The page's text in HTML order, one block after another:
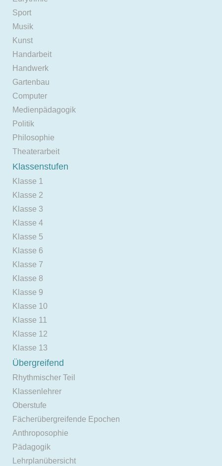
Sport
Musik
Kunst
Handarbeit
Handwerk
Gartenbau
Computer
Medienpädagogik
Politik
Philosophie
Theaterarbeit
Klassenstufen
Klasse 1
Klasse 2
Klasse 3
Klasse 4
Klasse 5
Klasse 6
Klasse 7
Klasse 8
Klasse 9
Klasse 10
Klasse 11
Klasse 12
Klasse 13
Übergreifend
Rhythmischer Teil
Klassenlehrer
Oberstufe
Fächerübergreifende Epochen
Anthroposophie
Pädagogik
Lehrplanübersicht